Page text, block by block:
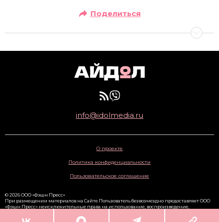
Поделиться
info@idolmedia.ru
О проекте
Политика конфиденциальности
Пользовательское соглашение
© 2026 ООО «Фэшн Пресс»
При размещении материалов на Сайте Пользователь безвозмездно предоставляет ООО
«Фэшн Пресс» неисключительные права на использование, воспроизведение,
материалов и доведение их до всеобщего сведения через сайт
www.idolmedia.ru. 16+